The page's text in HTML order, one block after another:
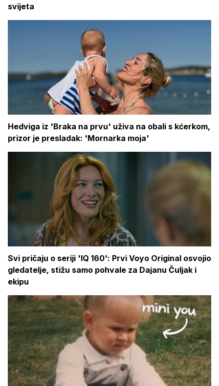
svijeta
Hedviga iz 'Braka na prvu' uživa na obali s kćerkom,
prizor je presladak: 'Mornarka moja'
Svi pričaju o seriji 'IQ 160': Prvi Voyo Original osvojio
gledatelje, stižu samo pohvale za Dajanu Čuljak i
ekipu